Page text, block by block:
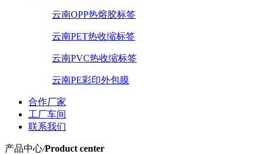
云南OPP热熔胶标签
云南PET热收缩标签
云南PVC热收缩标签
云南PE彩印外包膜
合作厂家
工厂车间
联系我们
产品中心/Product center